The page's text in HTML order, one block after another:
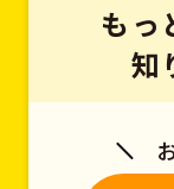
もっ
知